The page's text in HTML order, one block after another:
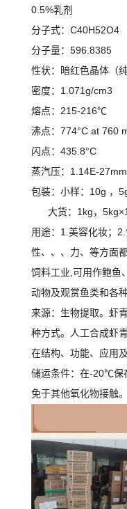
0.5%乳剂
分子式：C40H52O4
分子量：596.8385
性状：暗红色晶体（纯
密度：1.071g/cm3
熔点：215-216℃
沸点：774°C at 760
闪点：435.8°C
蒸汽压：1.14E-
包装：小样：10g ，
大货：1kg，
用途：1.美容化妆；
性、、、力、等方面
饲料工业,可用作鲍鱼
动物及观赏鱼类和各
来源：生物提取。虾
种方式。人工合成虾
在结构、功能、应用
储运条件：在-20℃保
免于其他氧化物接触。